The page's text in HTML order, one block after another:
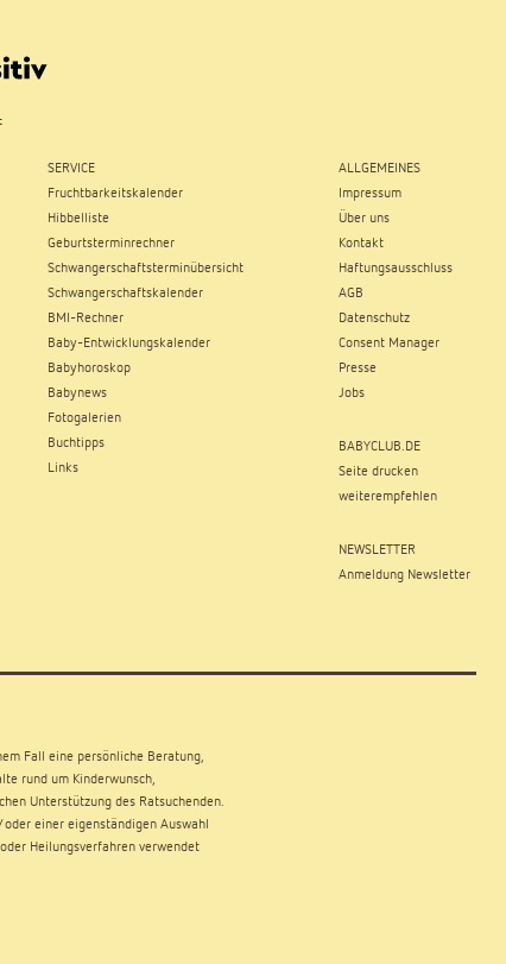
SERVICE
Fruchtbarkeitskalender
Hibbelliste
Geburtsterminrechner
Schwangerschaftsterminübersicht
Schwangerschaftskalender
BMI-Rechner
Baby-Entwicklungskalender
Babyhoroskop
Babynews
Fotogalerien
Buchtipps
Links
ALLGEMEINES
Impressum
Über uns
Kontakt
Haftungsausschluss
AGB
Datenschutz
Consent Manager
Presse
Jobs
BABYCLUB.DE
Seite drucken
weiterempfehlen
NEWSLETTER
Anmeldung Newsletter
Fall eine persönliche Beratung,
rund um Kinderwunsch,
Unterstützung des Ratsuchenden.
einer eigenständigen Auswahl
Heilungsverfahren verwendet